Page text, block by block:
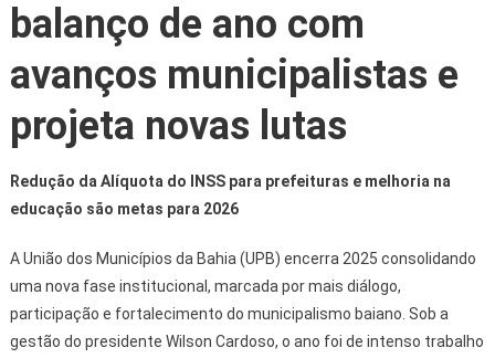
balanço de ano com
avanços municipalistas e
projeta novas lutas
Redução da Alíquota do INSS para prefeituras e melhoria na
educação são metas para 2026
A União dos Municípios da Bahia (UPB) encerra 2025 consolidando
uma nova fase institucional, marcada por mais diálogo,
participação e fortalecimento do municipalismo baiano. Sob a
gestão do presidente Wilson Cardoso, o ano foi de intenso trabalho